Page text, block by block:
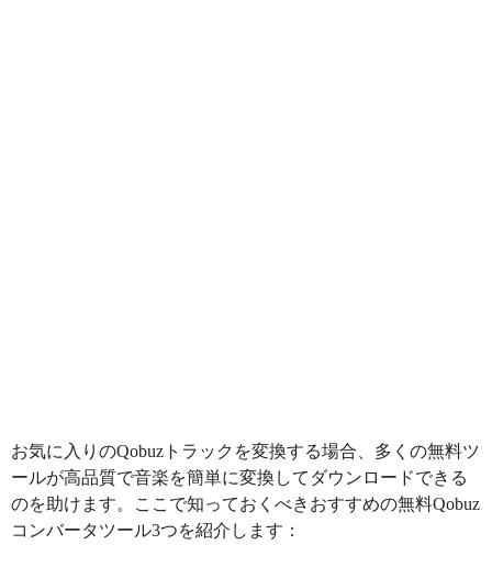
お気に入りのQobuzトラックを変換する場合、多くの無料ツ
ールが高品質で音楽を簡単に変換してダウンロードできる
のを助けます。ここで知っておくべきおすすめの無料Qobuz
コンバータツール3つを紹介します：